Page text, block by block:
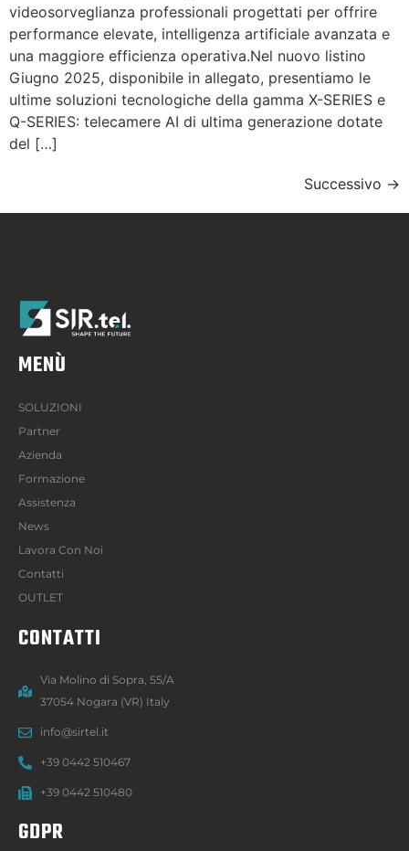
videosorveglianza professionali progettati per offrire
performance elevate, intelligenza artificiale avanzata e
una maggiore efficienza operativa.Nel nuovo listino
Giugno 2025, disponibile in allegato, presentiamo le
ultime soluzioni tecnologiche della gamma X-SERIES e
Q-SERIES: telecamere AI di ultima generazione dotate
del […]
Successivo →
MENÙ
SOLUZIONI
Partner
Azienda
Formazione
Assistenza
News
Lavora Con Noi
Contatti
OUTLET
CONTATTI
Via Molino di Sopra, 55/A
37054 Nogara (VR) Italy
info@sirtel.it
+39 0442 510467
+39 0442 510480
GDPR